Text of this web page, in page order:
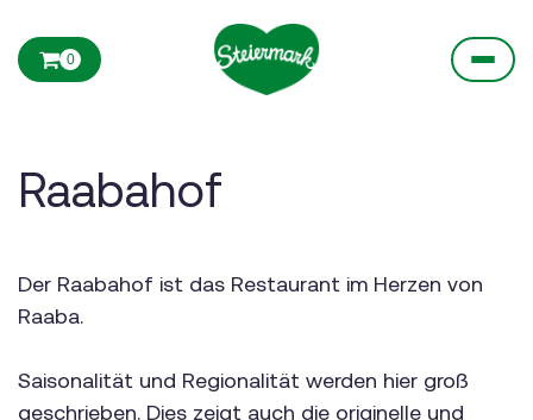
0
Raabahof
Der Raabahof ist das Restaurant im Herzen von
Raaba.
Saisonalität und Regionalität werden hier groß
geschrieben. Dies zeigt auch die originelle und